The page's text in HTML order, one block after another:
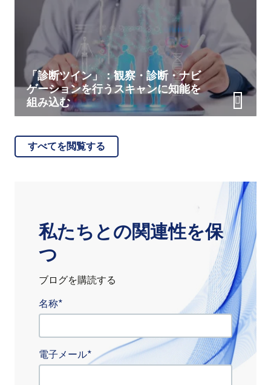
「診断ツイン」：観察・診断・ナビ
ゲーションを行うスキャンに知能を
組み込む
すべてを閲覧する
私たちとの関連性を保
つ
ブログを購読する
名称
電子メール